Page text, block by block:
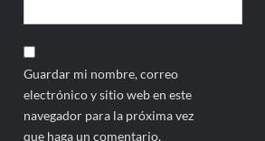
Guardar mi nombre, correo
electrónico y sitio web en este
navegador para la próxima vez
que haga un comentario.